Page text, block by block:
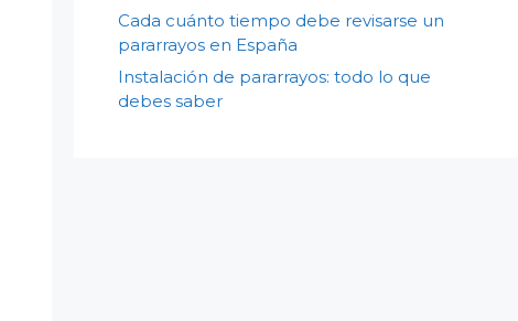
Cada cuánto tiempo debe revisarse un
pararrayos en España
Instalación de pararrayos: todo lo que
debes saber